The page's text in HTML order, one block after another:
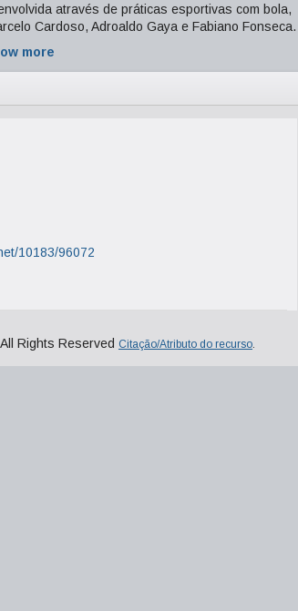
através de práticas esportivas com bola,
Cardoso, Adroaldo Gaya e Fabiano Fonseca.
more
10183/96072
Rights Reserved Citação/Atributo do recurso.